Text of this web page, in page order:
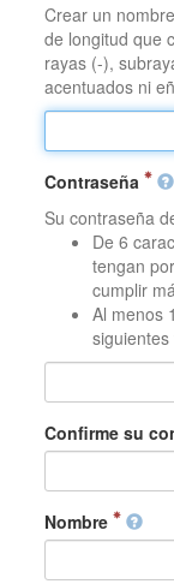
Crear un
de longitud que
rayas (-),
acentuados ni
Contraseña
Su contraseña
De 6
tengan
cumplir
Al menos
Confirme su
Nombre